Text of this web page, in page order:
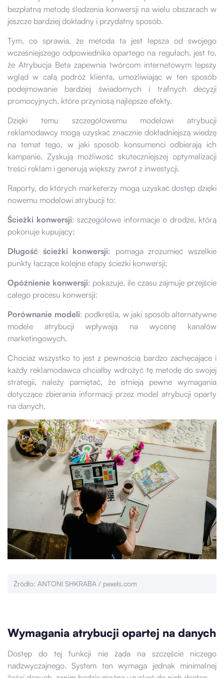
bezpłatną metodę śledzenia konwersji na wielu obszarach w
jeszcze bardziej dokładny i przydatny sposób.
Tym, co sprawia, że metoda ta jest lepsza od swojego
wcześniejszego odpowiednika opartego na regułach, jest to,
że Atrybucja Beta zapewnia twórcom internetowym lepszy
wgląd w całą podróż klienta, umożliwiając w ten sposób
podejmowanie bardziej świadomych i trafnych decyzji
promocyjnych, które przyniosą najlepsze efekty.
Dzięki temu szczegółowemu modelowi atrybucji
reklamodawcy mogą uzyskać znacznie dokładniejszą wiedzę
na temat tego, w jaki sposób konsumenci odbierają ich
kampanie. Zyskują możliwość skuteczniejszej optymalizacji
treści reklam i generują większy zwrot z inwestycji.
Raporty, do których marketerzy mogą uzyskać dostęp dzięki
nowemu modelowi atrybucji to:
Ścieżki konwersji: szczegółowe informacje o drodze, którą
pokonuje kupujący;
Długość ścieżki konwersji: pomaga zrozumieć wszelkie
punkty łączące kolejne etapy ścieżki konwersji;
Opóźnienie konwersji: pokazuje, ile czasu zajmuje przejście
całego procesu konwersji;
Porównanie modeli: podkreśla, w jaki sposób alternatywne
modele atrybucji wpływają na wycenę kanałów
marketingowych.
Chociaż wszystko to jest z pewnością bardzo zachęcające i
każdy reklamodawca chciałby wdrożyć tę metodę do swojej
strategii, należy pamiętać, że istnieją pewne wymagania
dotyczące zbierania informacji przez model atrybucji oparty
na danych.
Źródło: ANTONI SHKRABA / pexels.com
Wymagania atrybucji opartej na danych
Dostęp do tej funkcji nie żąda na szczęście niczego
nadzwyczajnego. System ten wymaga jednak minimalnej